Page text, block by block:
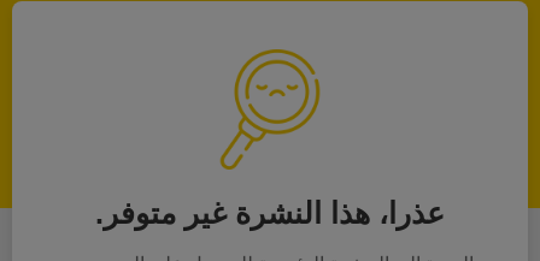
عذرا، هذا النشرة غير متوفر.